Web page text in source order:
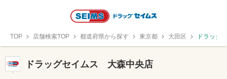
TOP 店舗検索TOP 都道府県から探す 東京都 大田区 ドラッグ
ドラッグセイムス 大森中央店